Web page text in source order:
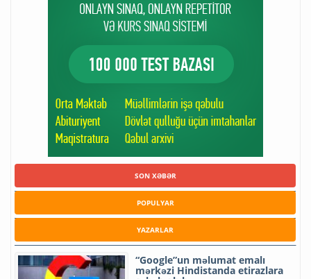
SON XƏBƏR
POPULYAR
YAZARLAR
“Google”un məlumat emalı
mərkəzi Hindistanda etirazlara